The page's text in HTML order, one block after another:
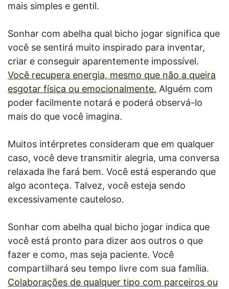
mais simples e gentil.
Sonhar com abelha qual bicho jogar significa que
você se sentirá muito inspirado para inventar,
criar e conseguir aparentemente impossível.
Você recupera energia, mesmo que não a queira
esgotar física ou emocionalmente. Alguém com
poder facilmente notará e poderá observá-lo
mais do que você imagina.
Muitos intérpretes consideram que em qualquer
caso, você deve transmitir alegria, uma conversa
relaxada lhe fará bem. Você está esperando que
algo aconteça. Talvez, você esteja sendo
excessivamente cauteloso.
Sonhar com abelha qual bicho jogar indica que
você está pronto para dizer aos outros o que
fazer e como, mas seja paciente. Você
compartilhará seu tempo livre com sua família.
Colaborações de qualquer tipo com parceiros ou